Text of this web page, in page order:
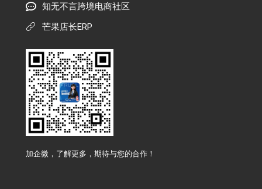
知无不言跨境电商社区
芒果店长ERP
加企微，了解更多，期待与您的合作！